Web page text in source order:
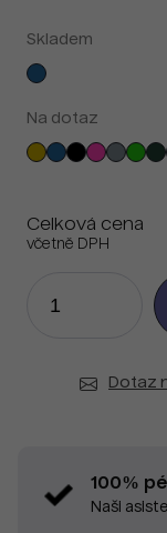
Skladem
Na dotaz
Celková cena
včetně DPH
Dotaz
100%
Naši